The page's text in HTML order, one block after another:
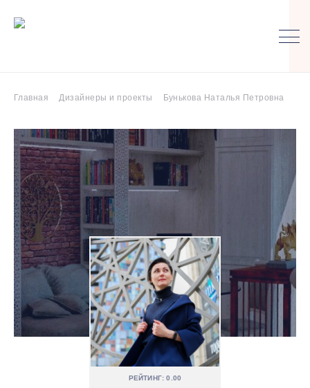
Главная Дизайнеры и проекты Бунькова Наталья Петровна
РЕЙТИНГ: 0.00